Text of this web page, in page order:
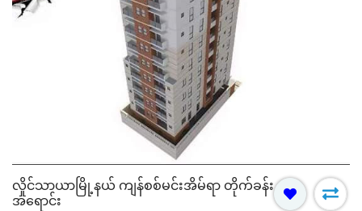
လှိုင်သာယာမြို့နယ် ကျန်စစ်မင်းအိမ်ရာ တိုက်ခန်း
အရောင်း